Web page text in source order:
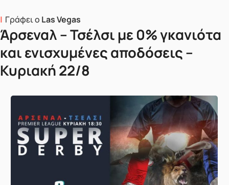
Γράφει ο Las Vegas
Άρσεναλ – Τσέλσι με 0% γκανιότα
και ενισχυμένες αποδόσεις –
Κυριακή 22/8